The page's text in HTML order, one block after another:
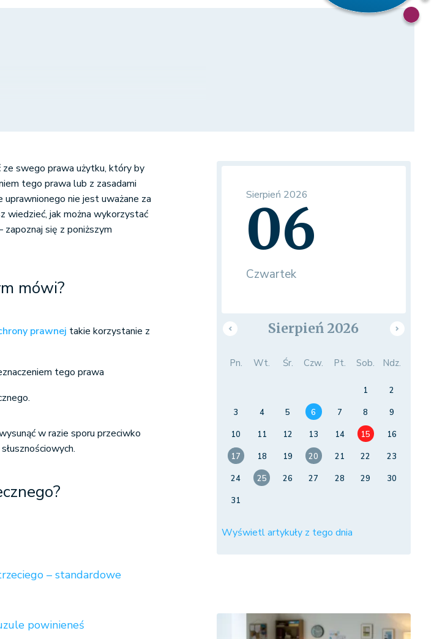
ze swego prawa użytku, który by
tego prawa lub z zasadami
uprawnionego nie jest uważane za
wiedzieć, jak można wykorzystać
się z poniższym
mówi?
prawnej takie korzystanie z
tego prawa
w razie sporu przeciwko
– standardowe
powinieneś
Sierpień 2026
06
Czwartek
Sierpień 2026
Pn. Wt. Śr. Czw. Pt. Sob. Ndz.
1
2
3
4 5 6 7 8
9
10
11 12 13 14 15
16
17
18 19 20 21 22
23
24
25 26 27 28 29
30
31
Wyświetl artykuły z tego dnia